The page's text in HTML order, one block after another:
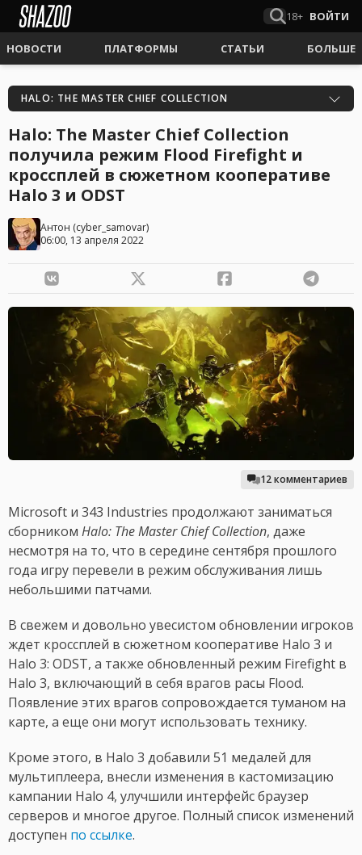
18+ ВОЙТИ
НОВОСТИ ПЛАТФОРМЫ СТАТЬИ БОЛЬШЕ
HALO: THE MASTER CHIEF COLLECTION
Halo: The Master Chief Collection
получила режим Flood Firefight и
кроссплей в сюжетном кооперативе
Halo 3 и ODST
Антон (cyber_samovar)
06:00, 13 апреля 2022
12 комментариев
Microsoft и 343 Industries продолжают заниматься
сборником Halo: The Master Chief Collection, даже
несмотря на то, что в середине сентября прошлого
года игру перевели в режим обслуживания лишь
небольшими патчами.
В свежем и довольно увесистом обновлении игроков
ждет кроссплей в сюжетном кооперативе Halo 3 и
Halo 3: ODST, а также обновленный режим Firefight в
Halo 3, включающий в себя врагов расы Flood.
Появление этих врагов сопровождается туманом на
карте, а еще они могут использовать технику.
Кроме этого, в Halo 3 добавили 51 медалей для
мультиплеера, внесли изменения в кастомизацию
кампании Halo 4, улучшили интерфейс браузер
серверов и многое другое. Полный список изменений
доступен по ссылке.